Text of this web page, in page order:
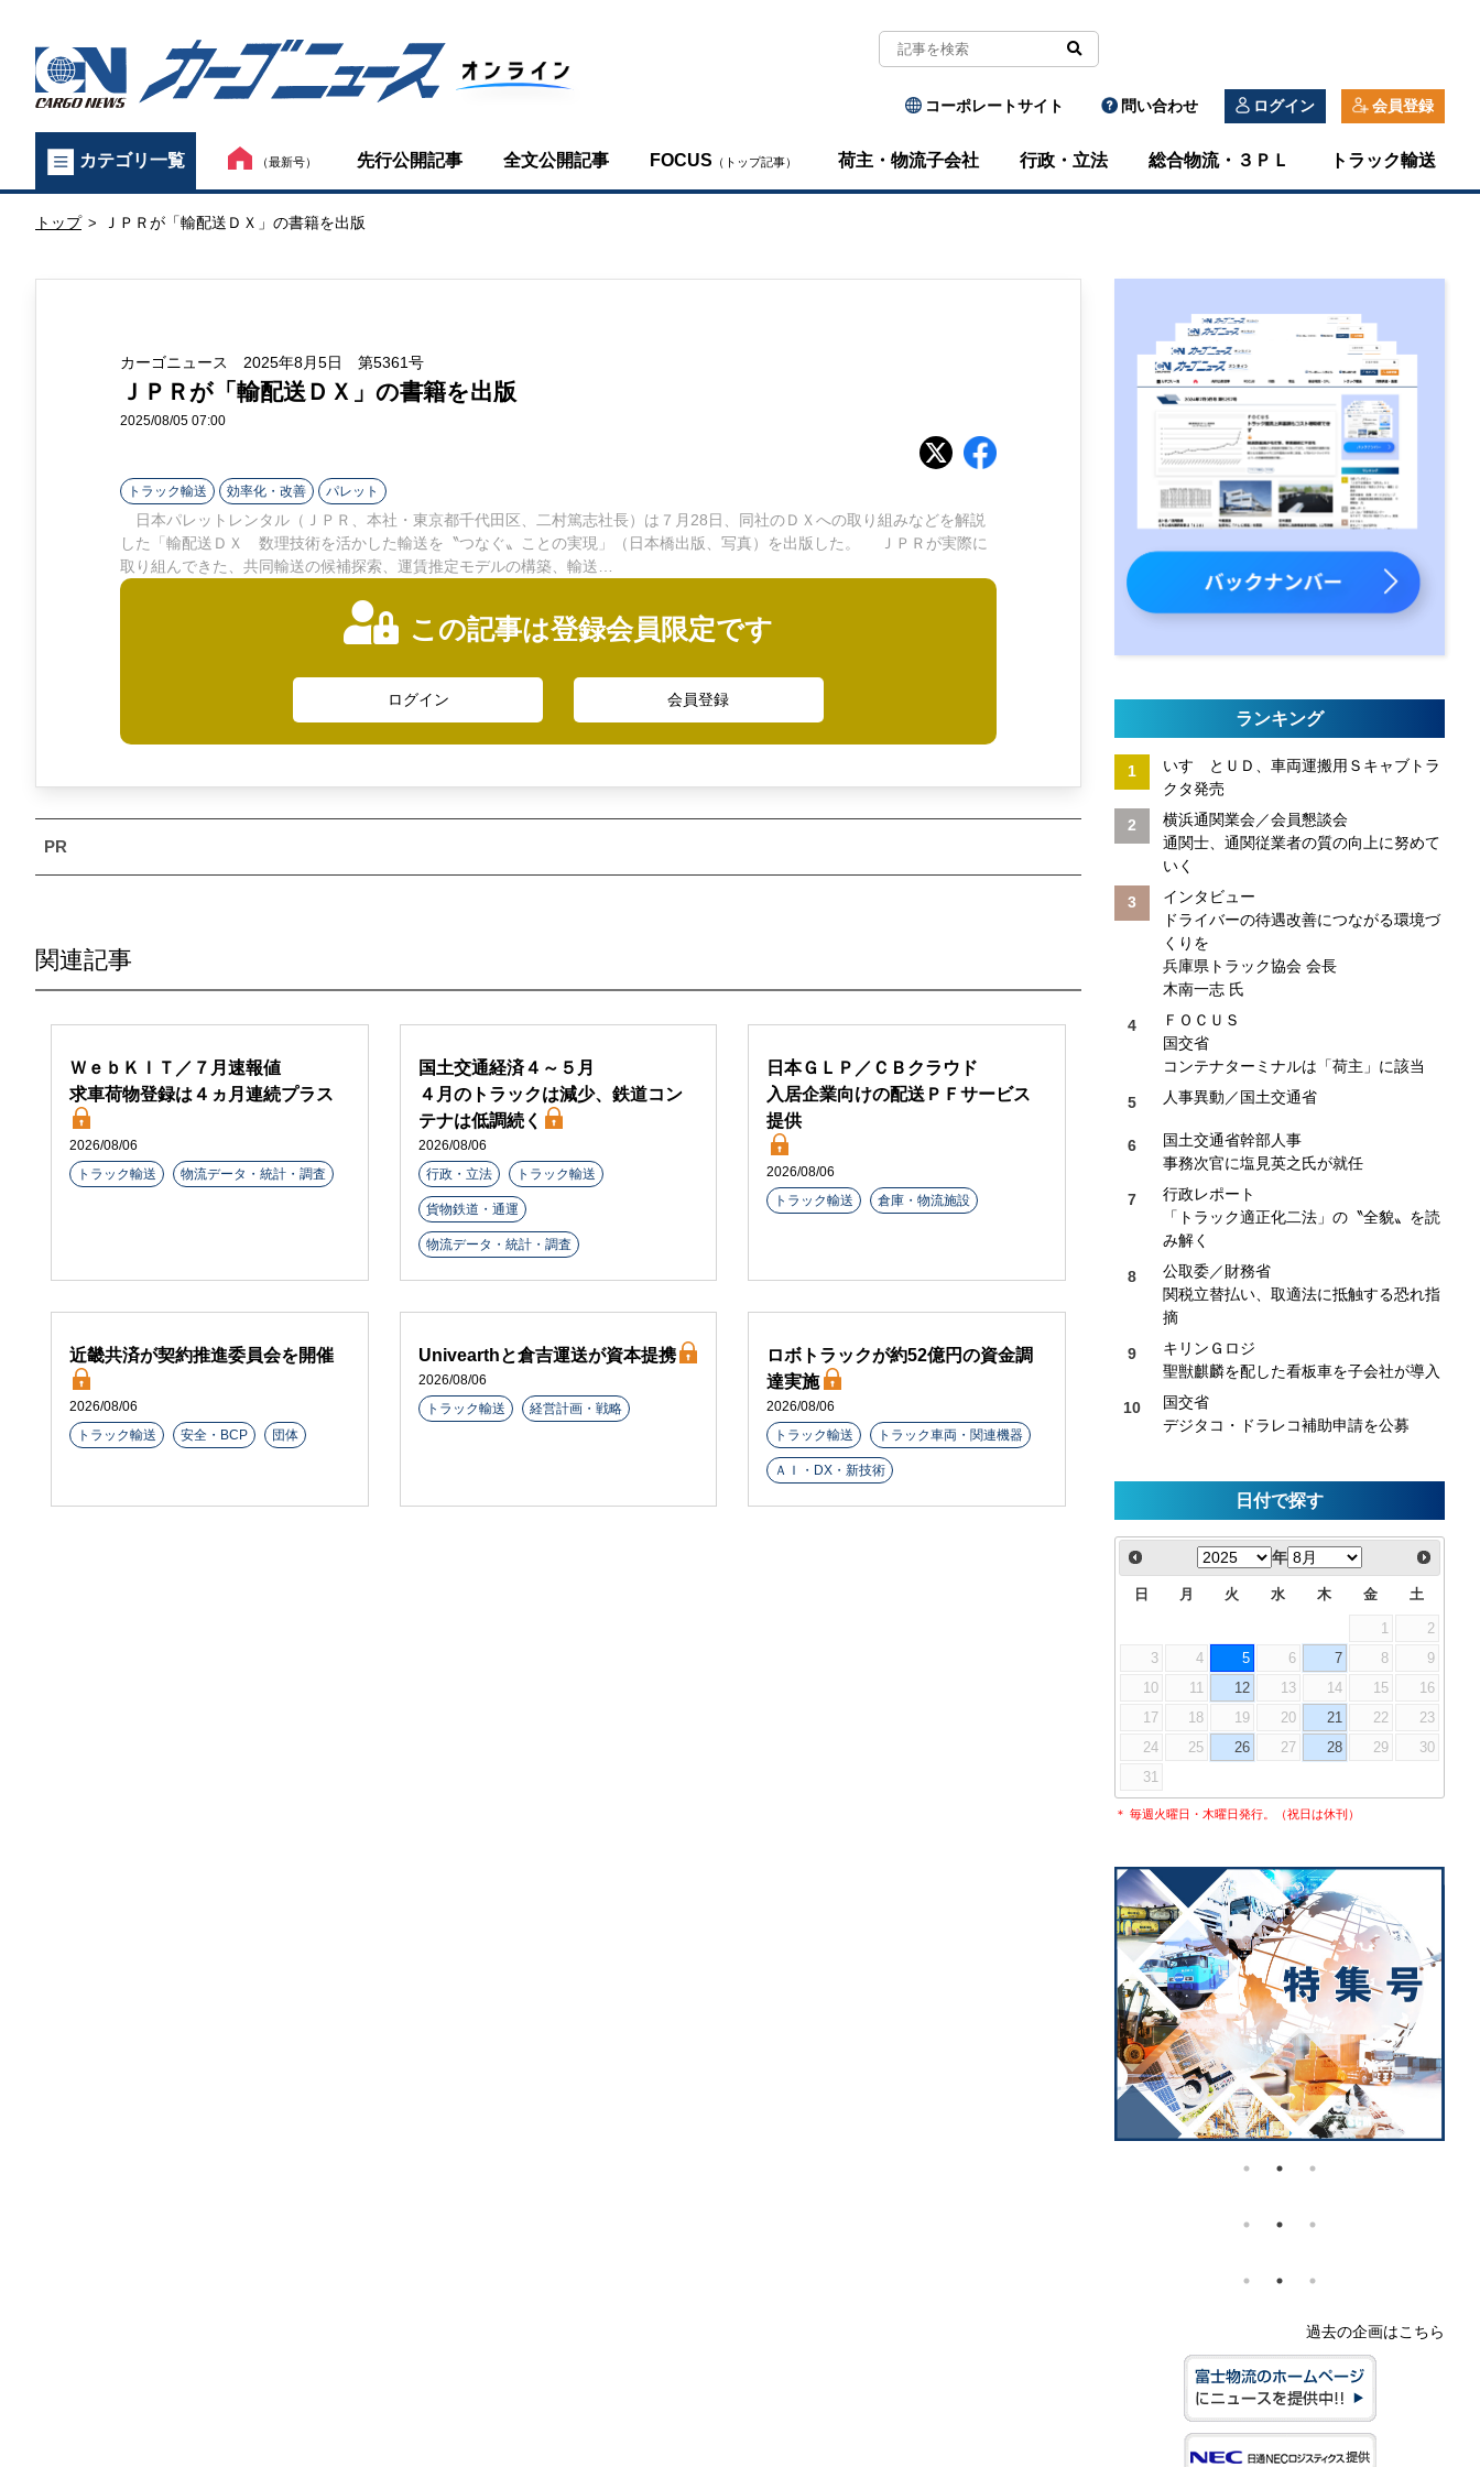
カ
ー
ゴ
ニ
コーポレートサイト 問い合わせ ログイン 会員登録
カテゴリ一覧 （最新号） 先行公開記事 全文公開記事 FOCUS （トップ記事） 荷主・物流子会社 行政・立法 総合物流・３ＰＬ トラック輸送
トップ > ＪＰＲが「輸配送ＤＸ」の書籍を出版
カーゴニュース 2025年8月5日 第5361号
ＪＰＲが「輸配送ＤＸ」の書籍を出版
2025/08/05 07:00
トラック輸送 効率化・改善 パレット
日本パレットレンタル（ＪＰＲ、本社・東京都千代田区、二村篤志社長）は７月28日、同社のＤＸへの取り組みなどを解説
した「輸配送ＤＸ 数理技術を活かした輸送を〝つなぐ〟ことの実現」（日本橋出版、写真）を出版した。 ＪＰＲが実際に
取り組んできた、共同輸送の候補探索、運賃推定モデルの構築、輸送…
この記事は登録会員限定です
ログイン 会員登録
関連記事
ＷｅｂＫＩＴ／７月速報値
求車荷物登録は４ヵ月連続プラス
2026/08/06
トラック輸送
物流データ・統計・調査
国土交通経済４～５月
４月のトラックは減少、鉄道コン
テナは低調続く
2026/08/06
行政・立法
トラック輸送
貨物鉄道・通運
物流データ・統計・調査
日本ＧＬＰ／ＣＢクラウド
入居企業向けの配送ＰＦサービス
提供
2026/08/06
トラック輸送
倉庫・物流施設
近畿共済が契約推進委員会を開催
2026/08/06
トラック輸送
安全・BCP 団体
Univearthと倉吉運送が資本提携
2026/08/06
トラック輸送
経営計画・戦略
ロボトラックが約52億円の資金調
達実施
2026/08/06
トラック輸送
トラック車両・関連機器
ＡＩ・DX・新技術
ランキング
いすゞとＵＤ、車両運搬用Ｓキャブトラ
クタ発売
横浜通関業会／会員懇談会
通関士、通関従業者の質の向上に努めて
いく
インタビュー
ドライバーの待遇改善につながる環境づ
くりを
兵庫県トラック協会 会長
木南一志 氏
ＦＯＣＵＳ
国交省
コンテナターミナルは「荷主」に該当
人事異動／国土交通省
国土交通省幹部人事
事務次官に塩見英之氏が就任
行政レポート
「トラック適正化二法」の〝全貌〟を読
み解く
公取委／財務省
関税立替払い、取適法に抵触する恐れ指
摘
キリンＧロジ
聖獣麒麟を配した看板車を子会社が導入
国交省
デジタコ・ドラレコ補助申請を公募
日付で探す
年
日 月 火 水 木 金 土
1
2
3
4 5 6 7 8
9
10
11 12 13 14 15
16
17
18 19 20 21 22
23
24
25 26 27 28 29
30
31
＊ 毎週火曜日・木曜日発行。（祝日は休刊）
過去の企画はこちら